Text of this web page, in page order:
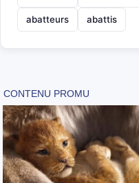
abatteurs abattis